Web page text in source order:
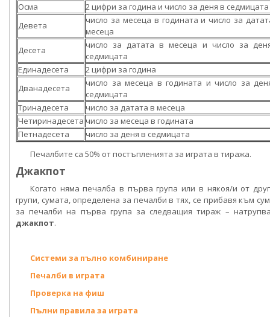
Осма
2 цифри за година и число за деня в седмицата
Девета
число за месеца в годината и число за
месеца
Десета
число за датата в месеца и число за
седмицата
Единадесета
2 цифри за година
Дванадесета
число за месеца в годината и число за
седмицата
Тринадесета
число за датата в месеца
Четиринадесета число за месеца в годината
Петнадесета
число за деня в седмицата
Печалбите са 50% от постъпленията за играта в тиража.
Джакпот
Когато няма печалба в първа група или в някоя/и от
групи, сумата, определена за печалби в тях, се прибавя към
за печалби на първа група за следващия тираж –
джакпот.
Системи за пълно комбиниране
Печалби в играта
Проверка на фиш
Пълни правила за играта